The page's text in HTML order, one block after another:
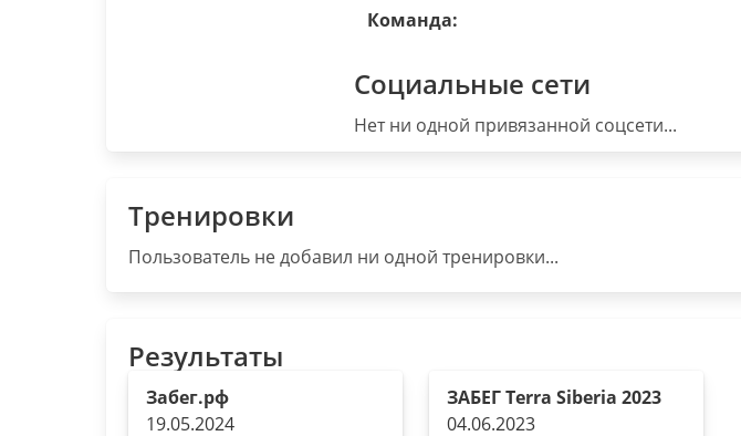
Команда:
Социальные сети
Нет ни одной привязанной соцсети...
Тренировки
Пользователь не добавил ни одной тренировки...
Результаты
Забег.рф
19.05.2024
ЗАБЕГ Terra Siberia 2023
04.06.2023